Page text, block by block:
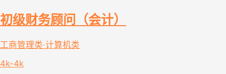
初级财务顾问（会计）
工商管理类·计算机类
4k-4k